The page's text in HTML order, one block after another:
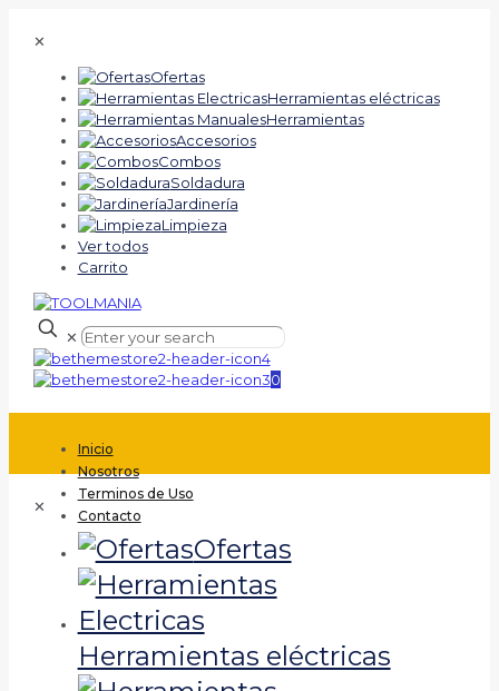
✕
Ofertas
Herramientas eléctricas
Herramientas
Accesorios
Combos
Soldadura
Jardinería
Limpieza
Ver todos
Carrito
✕
0
Inicio
Nosotros
Terminos de Uso
Contacto
✕
Ofertas
Herramientas eléctricas